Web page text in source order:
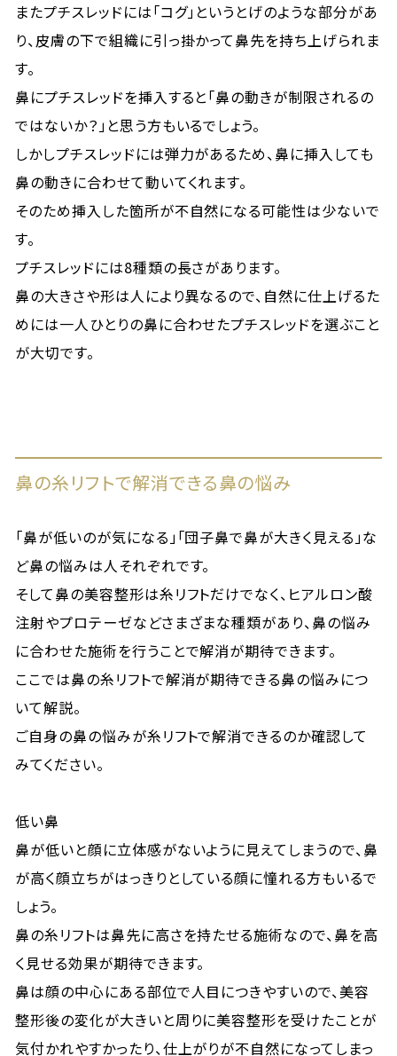
またプチスレッドには「コグ」というとげのような部分があ
り、皮膚の下で組織に引っ掛かって鼻先を持ち上げられま
す。
鼻にプチスレッドを挿入すると「鼻の動きが制限されるの
ではないか？」と思う方もいるでしょう。
しかしプチスレッドには弾力があるため、鼻に挿入しても
鼻の動きに合わせて動いてくれます。
そのため挿入した箇所が不自然になる可能性は少ないで
す。
プチスレッドには8種類の長さがあります。
鼻の大きさや形は人により異なるので、自然に仕上げるた
めには一人ひとりの鼻に合わせたプチスレッドを選ぶこと
が大切です。
鼻の糸リフトで解消できる鼻の悩み
「鼻が低いのが気になる」「団子鼻で鼻が大きく見える」な
ど鼻の悩みは人それぞれです。
そして鼻の美容整形は糸リフトだけでなく、ヒアルロン酸
注射やプロテーゼなどさまざまな種類があり、鼻の悩み
に合わせた施術を行うことで解消が期待できます。
ここでは鼻の糸リフトで解消が期待できる鼻の悩みにつ
いて解説。
ご自身の鼻の悩みが糸リフトで解消できるのか確認して
みてください。
低い鼻
鼻が低いと顔に立体感がないように見えてしまうので、鼻
が高く顔立ちがはっきりとしている顔に憧れる方もいるで
しょう。
鼻の糸リフトは鼻先に高さを持たせる施術なので、鼻を高
く見せる効果が期待できます。
鼻は顔の中心にある部位で人目につきやすいので、美容
整形後の変化が大きいと周りに美容整形を受けたことが
気付かれやすかったり、仕上がりが不自然になってしまっ